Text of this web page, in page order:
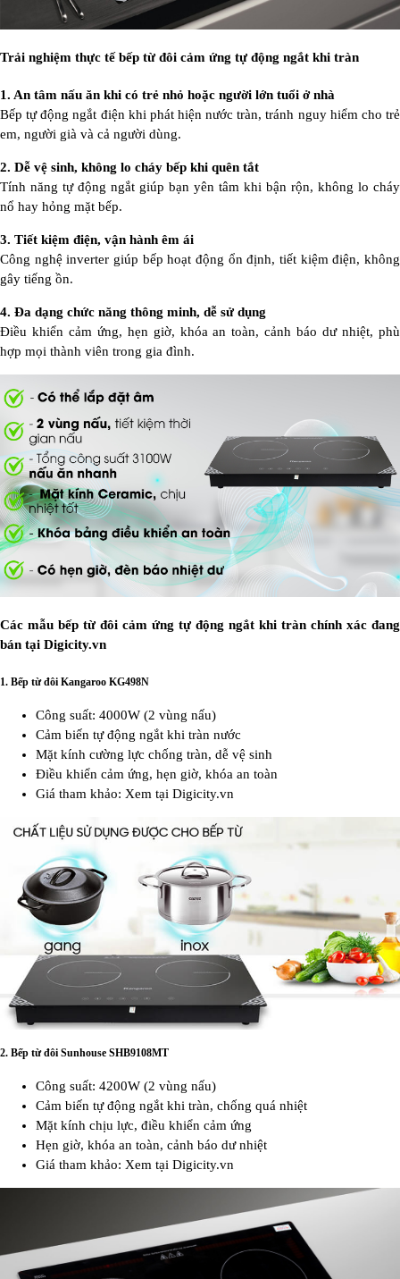
Trải nghiệm thực tế bếp từ đôi cảm ứng tự động ngắt khi tràn
1. An tâm nấu ăn khi có trẻ nhỏ hoặc người lớn tuổi ở nhà
Bếp tự động ngắt điện khi phát hiện nước tràn, tránh nguy hiểm cho trẻ
em, người già và cả người dùng.
2. Dễ vệ sinh, không lo cháy bếp khi quên tắt
Tính năng tự động ngắt giúp bạn yên tâm khi bận rộn, không lo cháy
nổ hay hỏng mặt bếp.
3. Tiết kiệm điện, vận hành êm ái
Công nghệ inverter giúp bếp hoạt động ổn định, tiết kiệm điện, không
gây tiếng ồn.
4. Đa dạng chức năng thông minh, dễ sử dụng
Điều khiển cảm ứng, hẹn giờ, khóa an toàn, cảnh báo dư nhiệt, phù
hợp mọi thành viên trong gia đình.
Các mẫu bếp từ đôi cảm ứng tự động ngắt khi tràn chính xác đang
bán tại Digicity.vn
1. Bếp từ đôi Kangaroo KG498N
Công suất: 4000W (2 vùng nấu)
Cảm biến tự động ngắt khi tràn nước
Mặt kính cường lực chống tràn, dễ vệ sinh
Điều khiển cảm ứng, hẹn giờ, khóa an toàn
Giá tham khảo: Xem tại Digicity.vn
2. Bếp từ đôi Sunhouse SHB9108MT
Công suất: 4200W (2 vùng nấu)
Cảm biến tự động ngắt khi tràn, chống quá nhiệt
Mặt kính chịu lực, điều khiển cảm ứng
Hẹn giờ, khóa an toàn, cảnh báo dư nhiệt
Giá tham khảo: Xem tại Digicity.vn